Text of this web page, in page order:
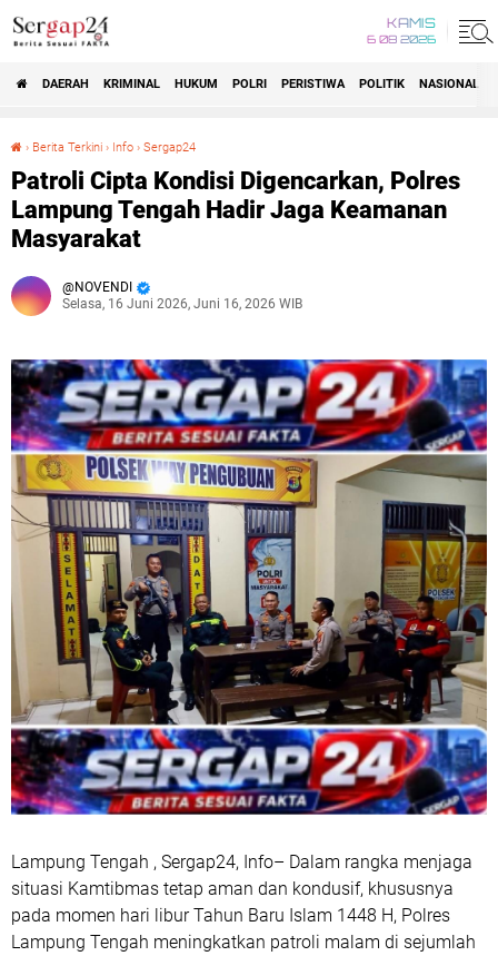
KAMIS
6 08 2026
DAERAH KRIMINAL HUKUM POLRI PERISTIWA POLITIK NASIONAL
› Berita Terkini › Info › Sergap24
Patroli Cipta Kondisi Digencarkan, Polres
Lampung Tengah Hadir Jaga Keamanan
Masyarakat
NOVENDI
Selasa, 16 Juni 2026, Juni 16, 2026 WIB
Lampung Tengah , Sergap24, Info– Dalam rangka menjaga
situasi Kamtibmas tetap aman dan kondusif, khususnya
pada momen hari libur Tahun Baru Islam 1448 H, Polres
Lampung Tengah meningkatkan patroli malam di sejumlah